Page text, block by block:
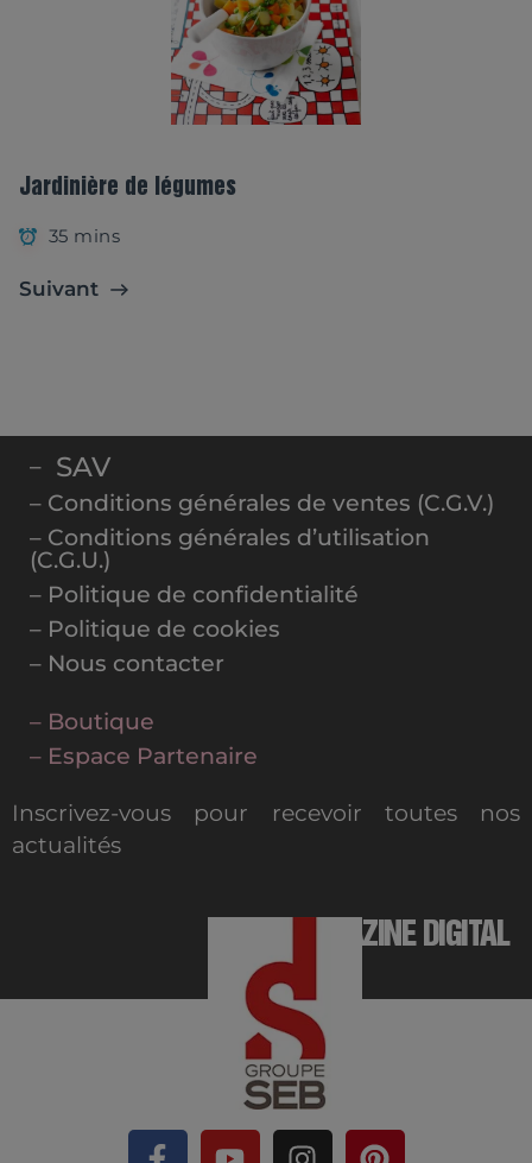
Jardinière de légumes
35 mins
Suivant
– SAV
– Conditions générales de ventes (C.G.V.)
– Conditions générales d’utilisation
(C.G.U.)
– Politique de confidentialité
– Politique de cookies
– Nous contacter
– Boutique
– Espace Partenaire
Inscrivez-vous pour recevoir toutes nos
actualités
MAGAZINE DIGITAL